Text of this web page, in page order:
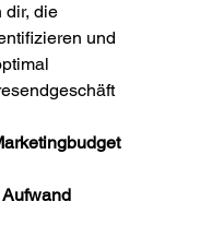
dir, die
und